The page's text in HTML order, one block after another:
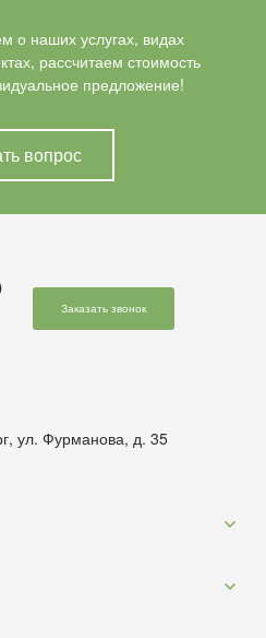
о наших услугах, видах
рассчитаем стоимость
предложение!
вопрос
Заказать звонок
ул. Фурманова, д. 35